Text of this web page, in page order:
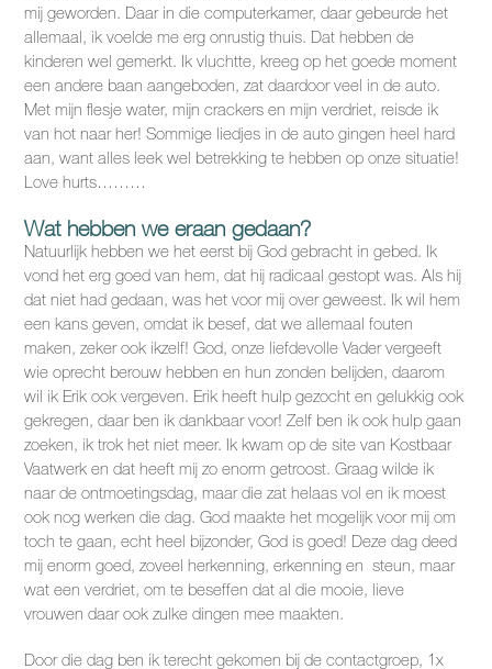
mij geworden. Daar in die computerkamer, daar gebeurde het
allemaal, ik voelde me erg onrustig thuis. Dat hebben de
kinderen wel gemerkt. Ik vluchtte, kreeg op het goede moment
een andere baan aangeboden, zat daardoor veel in de auto.
Met mijn flesje water, mijn crackers en mijn verdriet, reisde ik
van hot naar her! Sommige liedjes in de auto gingen heel hard
aan, want alles leek wel betrekking te hebben op onze situatie!
Love hurts………
Wat hebben we eraan gedaan?
Natuurlijk hebben we het eerst bij God gebracht in gebed. Ik
vond het erg goed van hem, dat hij radicaal gestopt was. Als hij
dat niet had gedaan, was het voor mij over geweest. Ik wil hem
een kans geven, omdat ik besef, dat we allemaal fouten
maken, zeker ook ikzelf! God, onze liefdevolle Vader vergeeft
wie oprecht berouw hebben en hun zonden belijden, daarom
wil ik Erik ook vergeven. Erik heeft hulp gezocht en gelukkig ook
gekregen, daar ben ik dankbaar voor! Zelf ben ik ook hulp gaan
zoeken, ik trok het niet meer. Ik kwam op de site van Kostbaar
Vaatwerk en dat heeft mij zo enorm getroost. Graag wilde ik
naar de ontmoetingsdag, maar die zat helaas vol en ik moest
ook nog werken die dag. God maakte het mogelijk voor mij om
toch te gaan, echt heel bijzonder, God is goed! Deze dag deed
mij enorm goed, zoveel herkenning, erkenning en steun, maar
wat een verdriet, om te beseffen dat al die mooie, lieve
vrouwen daar ook zulke dingen mee maakten.
Door die dag ben ik terecht gekomen bij de contactgroep, 1x